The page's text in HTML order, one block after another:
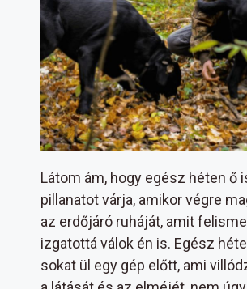
Látom ám, hogy egész héten ő
pillanatot várja, amikor végre
az erdőjáró ruháját, amit
izgatottá válok én is. Egész
sokat ül egy gép előtt, ami